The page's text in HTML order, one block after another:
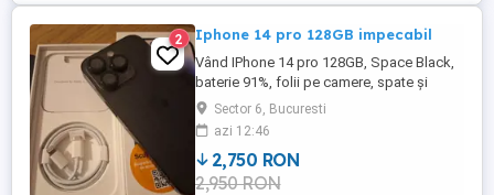
2 Iphone 14 pro 128GB impecabil
Vând IPhone 14 pro 128GB, Space Black,
baterie 91%, folii pe camere, spate și
ecran din prima zi de utilizare, impecabil,
cablu de date nefolosit, cutie cu accesorii,
husa silicon originala Apple, update la zi.
Sector 6, Bucuresti
azi 12:46
2,750 RON
2,950 RON